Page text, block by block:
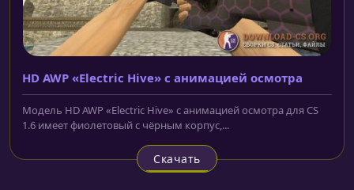
HD AWP «Electric Hive» с анимацией осмотра
Модель HD AWP «Electric Hive» с анимацией осмотра для CS
1.6 имеет фиолетовый с чёрным корпус,...
Скачать